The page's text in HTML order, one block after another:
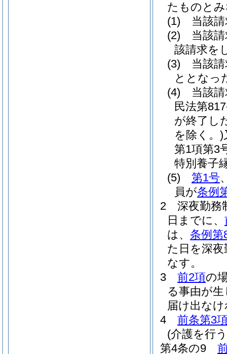
たものと
(1)
当該
(2)
当該
該請求を
(3)
当該
ととなっ
(4)
当該
民法第
が終了し
を除く。)
第1項第3
特別養子
(5)
第1号
員が条例
2
深夜勤務
日までに、
は、 条例第
た日を深
なす。
3
前2項の
る事由が
届け出な
4
前条第3
(介護を行
第4条の9